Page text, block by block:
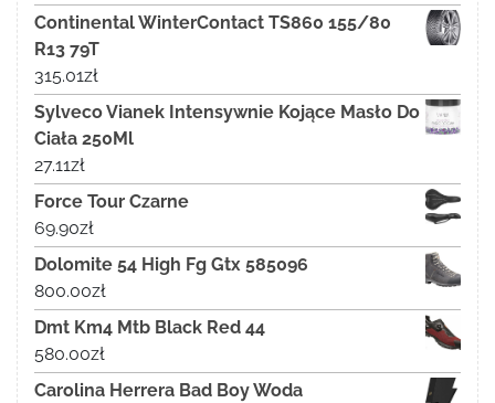
Continental WinterContact TS860 155/80
R13 79T
315.01zł
Sylveco Vianek Intensywnie Kojące Masło Do
Ciała 250Ml
27.11zł
Force Tour Czarne
69.90zł
Dolomite 54 High Fg Gtx 585096
800.00zł
Dmt Km4 Mtb Black Red 44
580.00zł
Carolina Herrera Bad Boy Woda